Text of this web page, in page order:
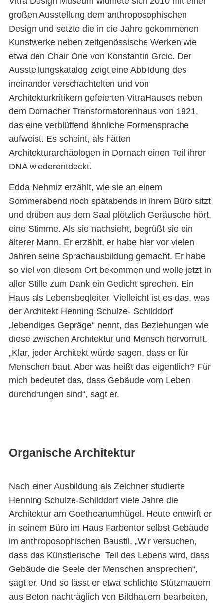
großen Ausstellung dem anthroposophischen
Design und setzte die in die Jahre gekommenen
Kunstwerke neben zeitgenössische Werken wie
etwa den Chair One von Konstantin Grcic. Der
Ausstellungskatalog zeigt eine Abbildung des
ineinander verschachtelten und von
Architekturkritikern gefeierten VitraHauses neben
dem Dornacher Transformatorenhaus von 1921,
das eine verblüffend ähnliche Formensprache
aufweist. Es scheint, als hätten
Architekturarchäologen in Dornach einen Teil ihrer
DNA wiederentdeckt.
Edda Nehmiz erzählt, wie sie an einem
Sommerabend noch spätabends in ihrem Büro sitzt
und drüben aus dem Saal plötzlich Geräusche hört,
eine Stimme. Als sie nachsieht, begrüßt sie ein
älterer Mann. Er erzählt, er habe hier vor vielen
Jahren seine Sprachausbildung gemacht. Er habe
so viel von diesem Ort bekommen und wolle jetzt in
aller Stille zum Dank ein Gedicht sprechen. Ein
Haus als Lebensbegleiter. Vielleicht ist es das, was
der Architekt Henning Schulze- Schilddorf
„lebendiges Gepräge“ nennt, das Beziehungen wie
diese zwischen Architektur und Mensch hervorruft.
„Klar, jeder Architekt würde sagen, dass er für
Menschen baut. Aber was heißt das eigentlich? Für
mich bedeutet das, dass Gebäude vom Leben
durchdrungen sind“, sagt er.
Organische Architektur
Nach einer Ausbildung als Zeichner studierte
Henning Schulze-Schilddorf viele Jahre die
Architektur am Goetheanumhügel. Heute entwirft er
in seinem Büro im Haus Farbentor selbst Gebäude
im anthroposophischen Baustil. „Wir versuchen,
dass das Künstlerische Teil des Lebens wird, dass
Gebäude die Seele der Menschen ansprechen“,
sagt er. Und so lässt er etwa schlichte Stützmauern
aus Beton nachträglich von Bildhauern bearbeiten,